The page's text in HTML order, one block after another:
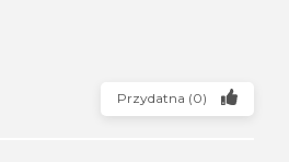
Przydatna (0)